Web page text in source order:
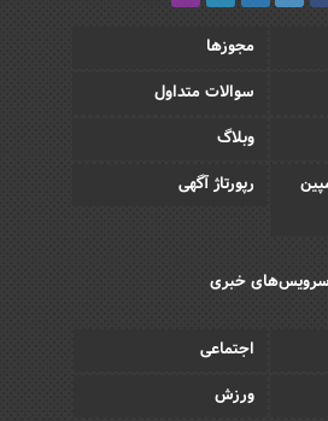
مجوزها
سوالات متداول
وبلاگ
رپورتاژ آگهی
سرویس‌های خبری
اجتماعی
ورزش